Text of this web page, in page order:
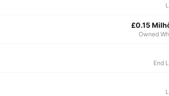
£0.15
Owned
End